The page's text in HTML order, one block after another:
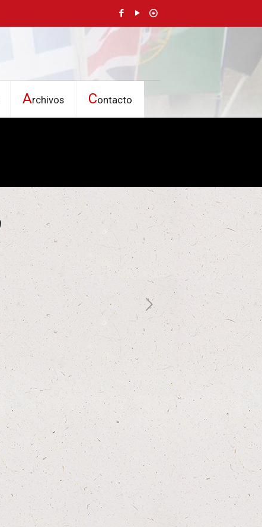
Archivos Contacto